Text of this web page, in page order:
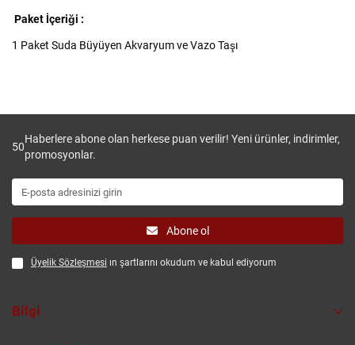
Paket İçeriği :
1 Paket Suda Büyüyen Akvaryum ve Vazo Taşı
50
Haberlere abone olan herkese puan verilir! Yeni ürünler, indirimler,
promosyonlar.
Abone ol
Üyelik Sözleşmesi ın şartlarını okudum ve kabul ediyorum
Bilgi